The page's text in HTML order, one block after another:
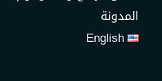
المدونة
English